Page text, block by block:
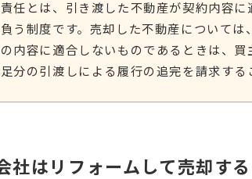
任とは、引き渡した不動産が契約内容
う制度です。売却した不動産について
内容に適合しないものであるときは、
分の引渡しによる履行の追完を請求する
社はリフォームして売却す